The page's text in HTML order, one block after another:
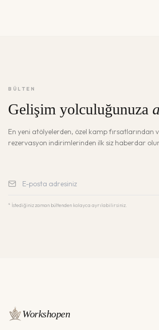
BÜLTEN
Gelişim yolculuğunuza
En yeni atölyelerden, özel kamp fırsatlarından
rezervasyon indirimlerinden ilk siz haberdar
* İstediğiniz zaman bültenden kolayca ayrılabilirsiniz.
Workshopen